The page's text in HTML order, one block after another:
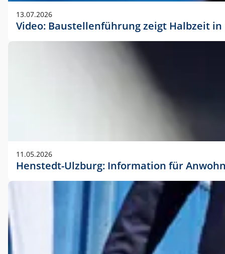
13.07.2026
Video: Baustellenführung zeigt Halbzeit
11.05.2026
Henstedt-Ulzburg: Information für